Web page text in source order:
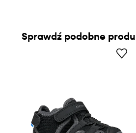
Sprawdź podobne